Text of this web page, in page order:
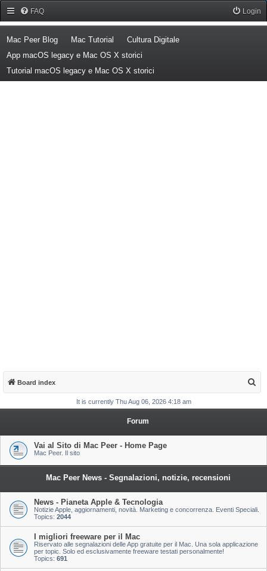
FAQ Login
Mac Peer Blog(Opens a new tab)
Mac Tutorial (Opens a new tab)
Cultura Digitale(Opens a new tab)
App macOS legacy e Mac OS X storici
Tutorial macOS legacy e Mac OS X storici
Board index
a
It is currently Thu Aug 06, 2026 4:18 am
Forum
Vai al Sito di Mac Peer - Home Page
Mac Peer. Il sito
Mac Peer News - Segnalazioni, notizie, recensioni
News - Pianeta Apple & Tecnologia
Notizie Apple, aggiornamenti, novità. Marketing e concorrenza. Eventi Speciali.
Topics: 2044
I migliori freeware per il Mac
Riservato alle segnalazioni delle App gratuite per il Mac. Una sola applicazione
per topic. Solo ed esclusivamente freeware testati personalmente!
Topics: 691